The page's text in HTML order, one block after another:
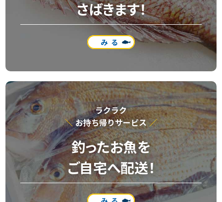
さばきます！
みる
ラクラク
お持ち帰りサービス
釣ったお魚を
ご自宅へ配送！